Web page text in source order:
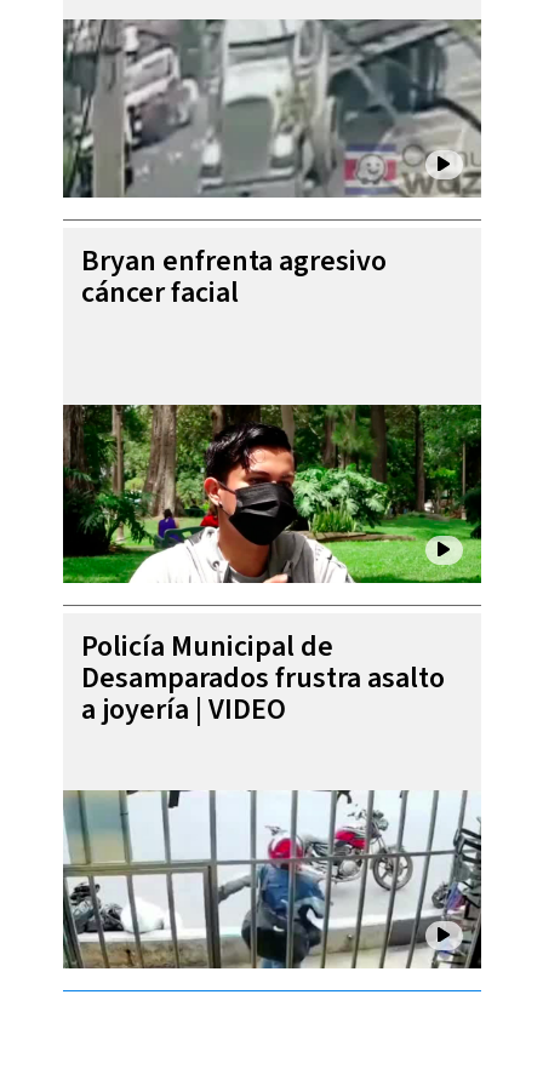
Bryan enfrenta agresivo
cáncer facial
Policía Municipal de
Desamparados frustra asalto
a joyería | VIDEO